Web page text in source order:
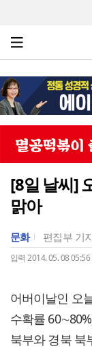
[8일 날씨]
맑아
문화 편집부 기
입력 2014. 05. 08 05:56
어버이날인 오
수확률
북부와 경북 북